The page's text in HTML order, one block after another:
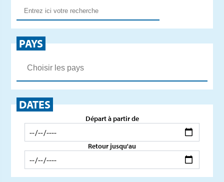
PAYS
DATES
Départ à partir de
Retour jusqu'au